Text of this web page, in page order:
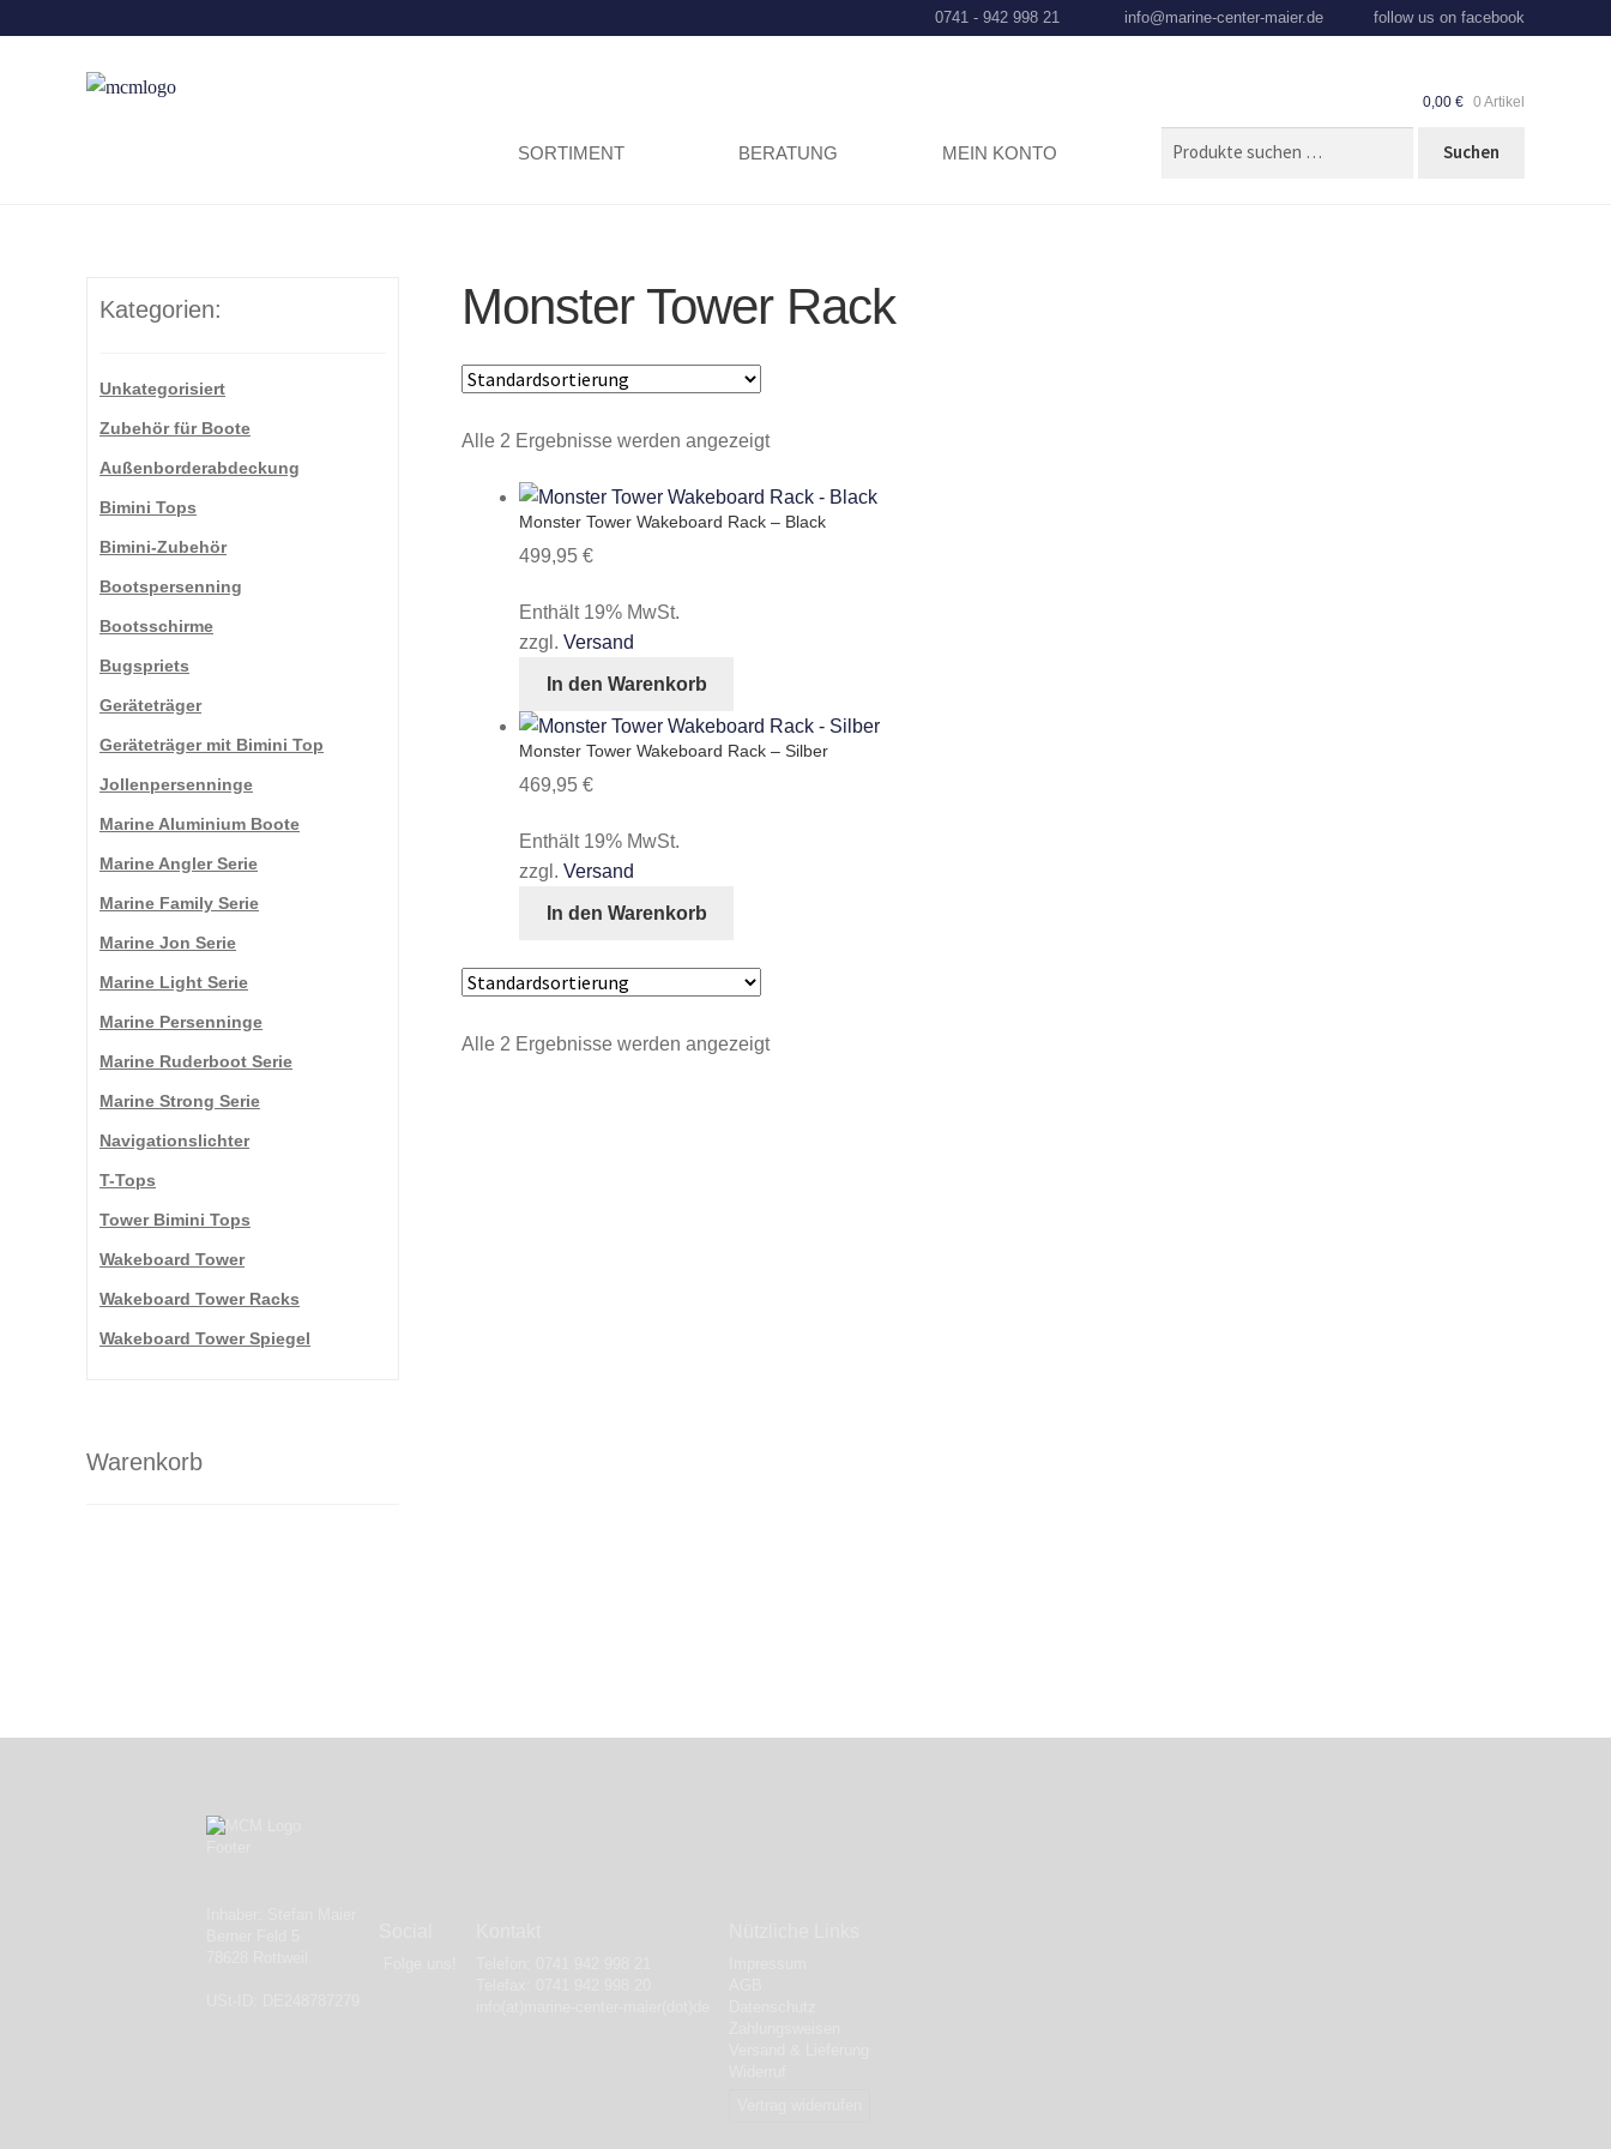
0741 - 942 998 21 info@marine-center-maier.de follow us on facebook
SORTIMENT BERATUNG MEIN KONTO Suchen
0,00 € 0 Artikel
Monster Tower Rack
Alle 2 Ergebnisse werden angezeigt
Monster Tower Wakeboard Rack – Black
499,95€
Enthält 19% MwSt.
zzgl.Versand
In den Warenkorb
Monster Tower Wakeboard Rack – Silber
469,95€
Enthält 19% MwSt.
zzgl.Versand
In den Warenkorb
Alle 2 Ergebnisse werden angezeigt
Kategorien:
Unkategorisiert
Zubehör für Boote
Außenborderabdeckung
Bimini Tops
Bimini-Zubehör
Bootspersenning
Bootsschirme
Bugspriets
Geräteträger
Geräteträger mit Bimini Top
Jollenpersenninge
Marine Aluminium Boote
Marine Angler Serie
Marine Family Serie
Marine Jon Serie
Marine Light Serie
Marine Persenninge
Marine Ruderboot Serie
Marine Strong Serie
Navigationslichter
T-Tops
Tower Bimini Tops
Wakeboard Tower
Wakeboard Tower Racks
Wakeboard Tower Spiegel
Warenkorb